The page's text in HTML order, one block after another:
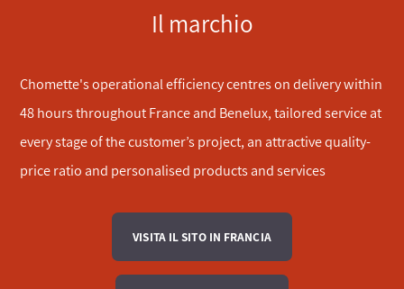
Il marchio
Chomette's operational efficiency centres on delivery within
48 hours throughout France and Benelux, tailored service at
every stage of the customer’s project, an attractive quality-
price ratio and personalised products and services
VISITA IL SITO IN FRANCIA